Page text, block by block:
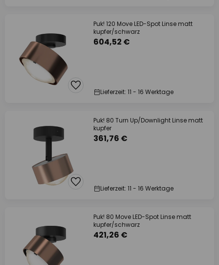
Puk! 120 Move LED-Spot Linse matt
kupfer/schwarz
604,52 €
Lieferzeit: 11 - 16 Werktage
Puk! 80 Turn Up/Downlight Linse matt
kupfer
361,76 €
Lieferzeit: 11 - 16 Werktage
Puk! 80 Move LED-Spot Linse matt
kupfer/schwarz
421,26 €